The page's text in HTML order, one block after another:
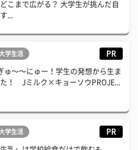
こまで広がる？ 大学生が挑んだ自
...
学生活 PR
ゅ〜〜にゅー！学生の発想から生ま
！ Jミルク×キョーソウPROJE...
学生活 PR